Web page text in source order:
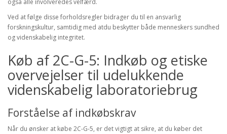
også alle involveredes velfærd.
Ved at følge disse forholdsregler bidrager du til en ansvarlig
forskningskultur, samtidig med atdu beskytter både menneskers sundhed
og videnskabelig integritet.
Køb af 2C-G-5: Indkøb og etiske
overvejelser til udelukkende
videnskabelig laboratoriebrug
Forståelse af indkøbskrav
Når du ønsker at købe 2C-G-5, er det vigtigt at sikre, at du køber det